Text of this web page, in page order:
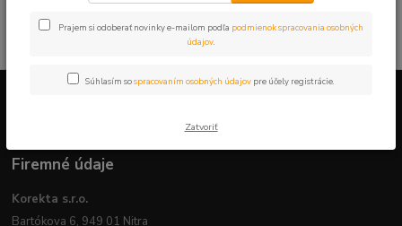
Firemné údaje a informácie
Firemné údaje
Korekta s.r.o.
Bartókova 6, 949 01 Nitra
Prajem si odoberať novinky e-mailom podľa podmienok spracovania osobných
údajov.
Súhlasím sospracovaním osobných údajov pre účely registrácie.
Zatvoriť